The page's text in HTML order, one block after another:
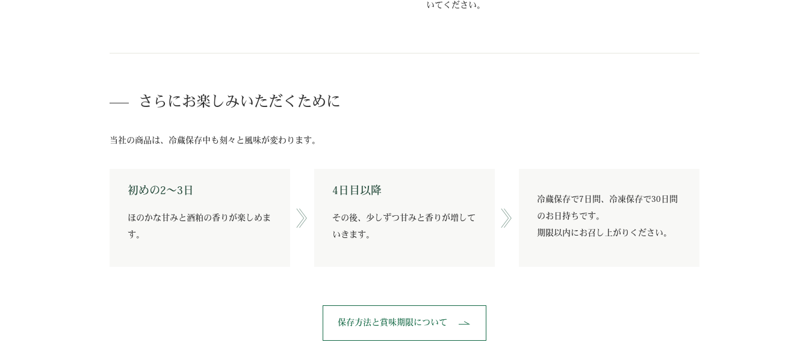
いてください。
さらにお楽しみいただくために
当社の商品は、冷蔵保存中も刻々と風味が変わります。
初めの2〜3日
ほのかな甘みと酒粕の香りが楽しめま
す。
4日目以降
その後、少しずつ甘みと香りが増して
いきます。
冷蔵保存で7日間、冷凍保存で30日間
のお日持ちです。
期限以内にお召し上がりください。
保存方法と賞味期限について